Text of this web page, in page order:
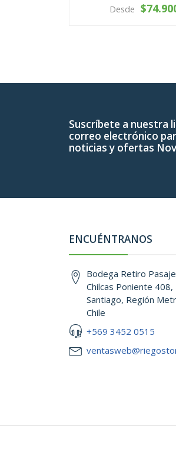
VER OPCIONES
Desde
Suscríbete a nuestra
correo electrónico
noticias y ofertas
ENCUÉNTRANOS
Bodega Retiro
Chilcas Poniente 408,
Santiago, Región
Chile
+569 3452 0515